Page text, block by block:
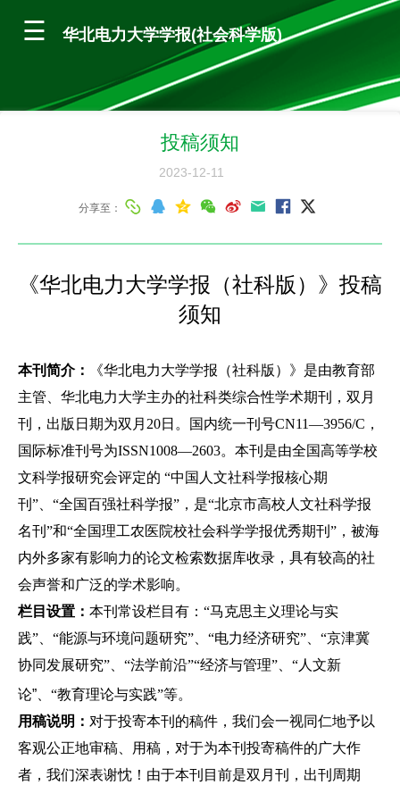
华北电力大学学报(社会科学版)
投稿须知
2023-12-11
分享至：
《华北电力大学学报（社科版）》投稿
须知
本刊简介：
《华北电力大学学报（社科版）》是由教育部
主管、华北电力大学主办的社科类综合性学术期刊，双月
刊，出版日期为双月20日。国内统一刊号CN11—3956/C，
国际标准刊号为ISSN1008—2603。本刊是由全国高等学校
文科学报研究会评定的 “中国人文社科学报核心期
刊”、“全国百强社科学报”，是“北京市高校人文社科学报
名刊”和“全国理工农医院校社会科学学报优秀期刊”，被海
内外多家有影响力的论文检索数据库收录，具有较高的社
会声誉和广泛的学术影响。
栏目设置： 本刊常设栏目有：“马克思主义理论与实
践”、“能源与环境问题研究”、“电力经济研究”、“京津冀
协同发展研究”、“法学前沿”“经济与管理”、“人文新
论”、 “教育理论与实践”等。
用稿说明： 对于投寄本刊的稿件，我们会一视同仁地予以
客观公正地审稿、用稿，对于为本刊投寄稿件的广大作
者，我们深表谢忱！由于本刊目前是双月刊，出刊周期